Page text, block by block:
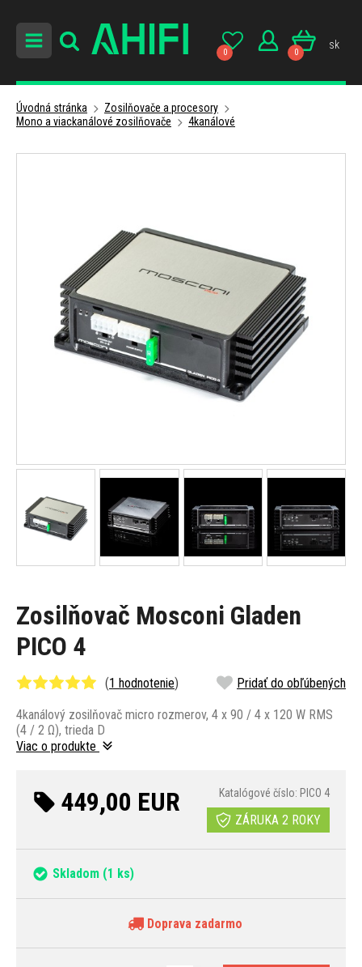
0 0
sk
Úvodná stránka
Zosilňovače a procesory
Mono a viackanálové zosilňovače
4kanálové
Zosilňovač Mosconi Gladen
PICO 4
(1 hodnotenie) Pridať do obľúbených
4kanálový zosilňovač micro rozmerov, 4 x 90 / 4 x 120 W RMS
(4 / 2 Ω), trieda D
Viac o produkte
449,00 EUR Katalógové číslo: PICO 4
ZÁRUKA 2 ROKY
Skladom (1 ks)
Doprava zadarmo